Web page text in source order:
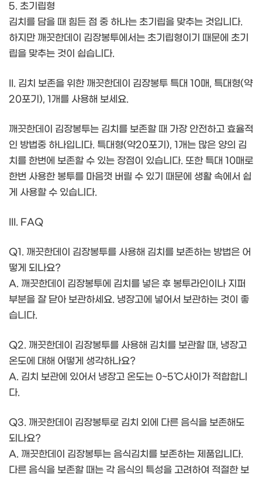
5. 초기립형
김치를 담을 때 힘든 점 중 하나는 초기립을 맞추는 것입니다.
하지만 깨끗한데이 김장봉투에서는 초기립형이기 때문에 초기
립을 맞추는 것이 쉽습니다.
II. 김치 보존을 위한 깨끗한데이 김장봉투 특대 10매, 특대형(약
20포기), 1개를 사용해 보세요.
깨끗한데이 김장봉투는 김치를 보존할 때 가장 안전하고 효율적
인 방법중 하나입니다. 특대형(약20포기), 1개는 많은 양의 김
치를 한번에 보존할 수 있는 장점이 있습니다. 또한 특대 10매로
한번 사용한 봉투를 마음껏 버릴 수 있기 때문에 생활 속에서 쉽
게 사용할 수 있습니다.
III. FAQ
Q1. 깨끗한데이 김장봉투를 사용해 김치를 보존하는 방법은 어
떻게 되나요?
A. 깨끗한데이 김장봉투에 김치를 넣은 후 봉투라인이나 지퍼
부분을 잘 닫아 보관하세요. 냉장고에 넣어서 보관하는 것이 좋
습니다.
Q2. 깨끗한데이 김장봉투를 사용해 김치를 보관할 때, 냉장고
온도에 대해 어떻게 생각하나요?
A. 김치 보관에 있어서 냉장고 온도는 0~5℃사이가 적합합니
다.
Q3. 깨끗한데이 김장봉투로 김치 외에 다른 음식을 보존해도
되나요?
A. 깨끗한데이 김장봉투는 음식김치를 보존하는 제품입니다.
다른 음식을 보존할 때는 각 음식의 특성을 고려하여 적절한 보